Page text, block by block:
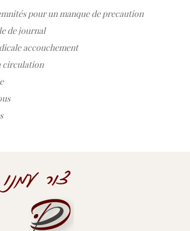
pour un manque de precaution
de journal
accouchement
circulation